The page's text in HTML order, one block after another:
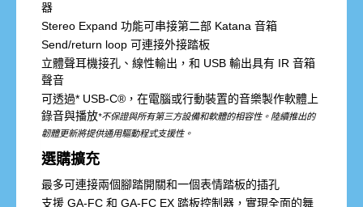
器
Stereo Expand 功能可串接第二部 Katana 音箱
Send/return loop 可連接外接踏板
立體聲耳機接孔、線性輸出，和 USB 輸出具有 IR 音箱
聲音
可透過* USB-C®，在電腦或行動裝置的音樂製作軟體上
錄音與播放*不保證與所有第三方設備和軟體的相容性。陸續推出的
韌體更新將提供通用驅動程式支援性。
選購擴充
最多可連接兩個腳踏開關和一個表情踏板的插孔
支援 GA-FC 和 GA-FC EX 踏板控制器，實現全面的舞